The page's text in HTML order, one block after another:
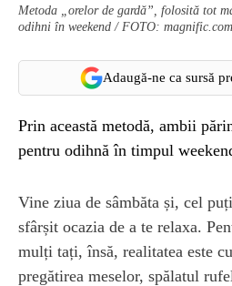
Metoda „orelor de gardă”, folosită tot
odihni în weekend / FOTO:
Adaugă-ne ca sursă
Prin această metodă, ambii
pentru odihnă în timpul
Vine ziua de sâmbăta și, cel
sfârșit ocazia de a te relaxa.
mulți tați, însă, realitatea este
pregătirea meselor, spălatul